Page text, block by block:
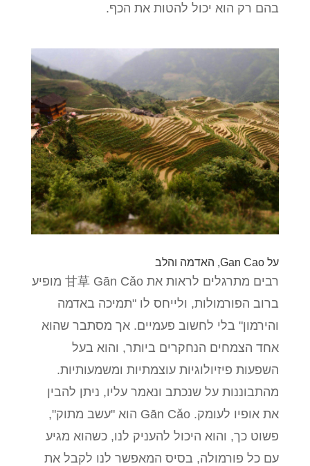
בהם רק הוא יכול להטות את הכף.
על Gan Cao, האדמה והלב
רבים מתרגלים לראות את 甘草 Gān Cǎo מופיע
ברוב הפורמולות, ולייחס לו "תמיכה באדמה
והירמון" בלי לחשוב פעמיים. אך מסתבר שהוא
אחד הצמחים הנחקרים ביותר, והוא בעל
השפעות פיזיולוגיות עוצמתיות ומשמעותיות.
מהתבוננות על שנכתב ונאמר עליו, ניתן להבין
את אופיו לעומק. Gān Cǎo הוא "עשב מתוק",
פשוט כך, והוא היכול להעניק לנו, כשהוא מגיע
עם כל פורמולה, בסיס המאפשר לנו לקבל את